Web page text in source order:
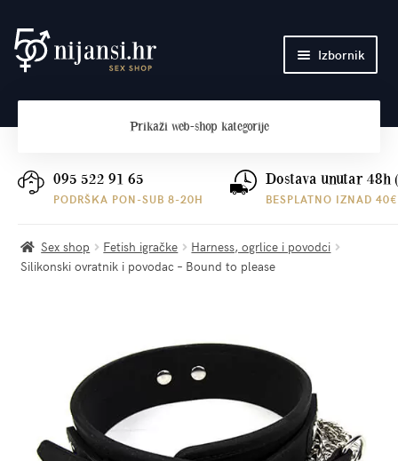
Preskoči
na
Skoči
do
Izbornik
Plaćanje i dostava
Prikaži web-shop kategorije
095 522 91 65
PODRŠKA PON-SUB 8-20H
Dostava unutar 48h
BESPLATNO IZNAD 40€
Sex shop Fetish igračke
Harness, ogrlice i povodci
Silikonski ovratnik i povodac – Bound to please